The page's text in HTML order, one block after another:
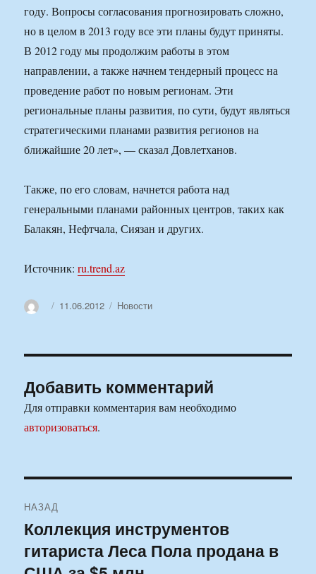
году. Вопросы согласования прогнозировать сложно,
но в целом в 2013 году все эти планы будут приняты.
В 2012 году мы продолжим работы в этом
направлении, а также начнем тендерный процесс на
проведение работ по новым регионам. Эти
региональные планы развития, по сути, будут являться
стратегическими планами развития регионов на
ближайшие 20 лет», — сказал Довлетханов.
Также, по его словам, начнется работа над
генеральными планами районных центров, таких как
Балакян, Нефтчала, Сиязан и других.
Источник:ru.trend.az
АвторОпубликовано
11.06.2012 Рубрики
Новости
Добавить комментарий
Для отправки комментария вам необходимо
авторизоваться.
по
записям
НАЗАД
Предыдущая
запись:
Коллекция инструментов
гитариста Леса Пола продана в